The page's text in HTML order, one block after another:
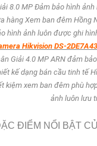
8.0 MP Đảm bảo hình
hàng Xem ban đêm Hồng
hình ảnh luôn được ghi
Hikvision DS-
Giải 4.0 MP ARN đảm
kế dạng bán cầu tinh tế
kiệm xem ban đêm phù
ảnh luôn lưu
ĐIỂM NỔI BẬT